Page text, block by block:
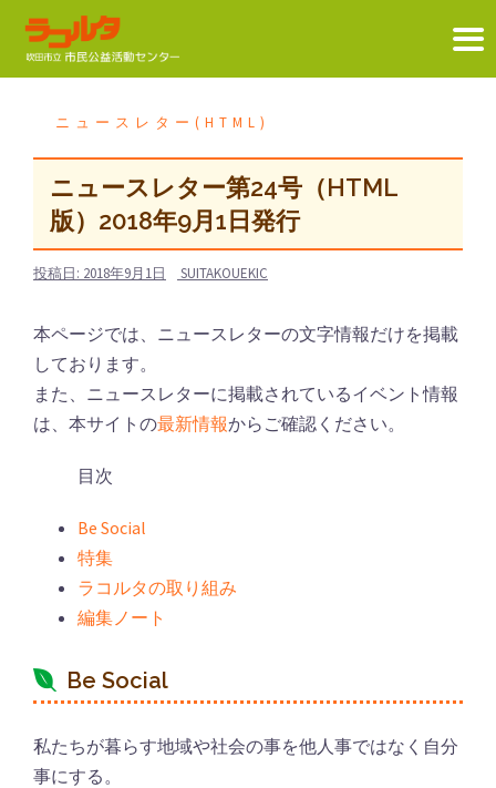
ニュースレター(HTML)
ニュースレター第24号（HTML
版）2018年9月1日発行
投稿日: 2018年9月1日 SUITAKOUEKIC
本ページでは、ニュースレターの文字情報だけを掲載
しております。
また、ニュースレターに掲載されているイベント情報
は、本サイトの最新情報からご確認ください。
目次
Be Social
特集
ラコルタの取り組み
編集ノート
Be Social
私たちが暮らす地域や社会の事を他人事ではなく自分
事にする。